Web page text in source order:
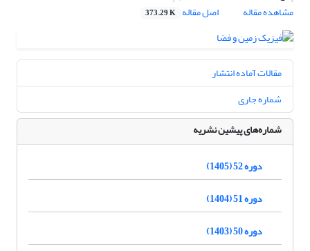
مشاهده مقاله
اصل مقاله 373.29 K
مقالات آماده انتشار
شماره جاری
شماره‌های پیشین نشریه
دوره 52 (1405)
دوره 51 (1404)
دوره 50 (1403)